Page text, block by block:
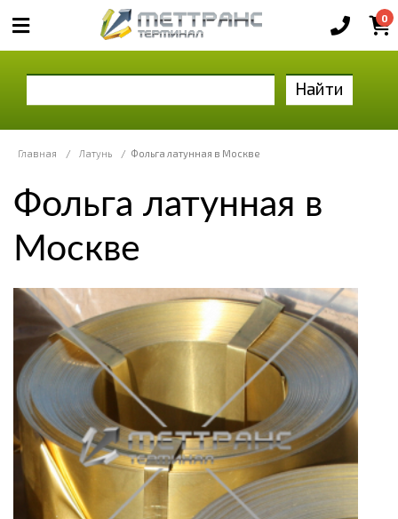
0
Найти
Главная / Латунь / Фольга латунная в Москве
Фольга латунная в
Москве